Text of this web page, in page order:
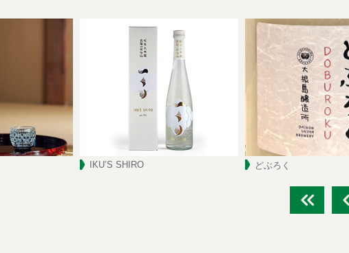
IKU’S SHIRO どぶろく